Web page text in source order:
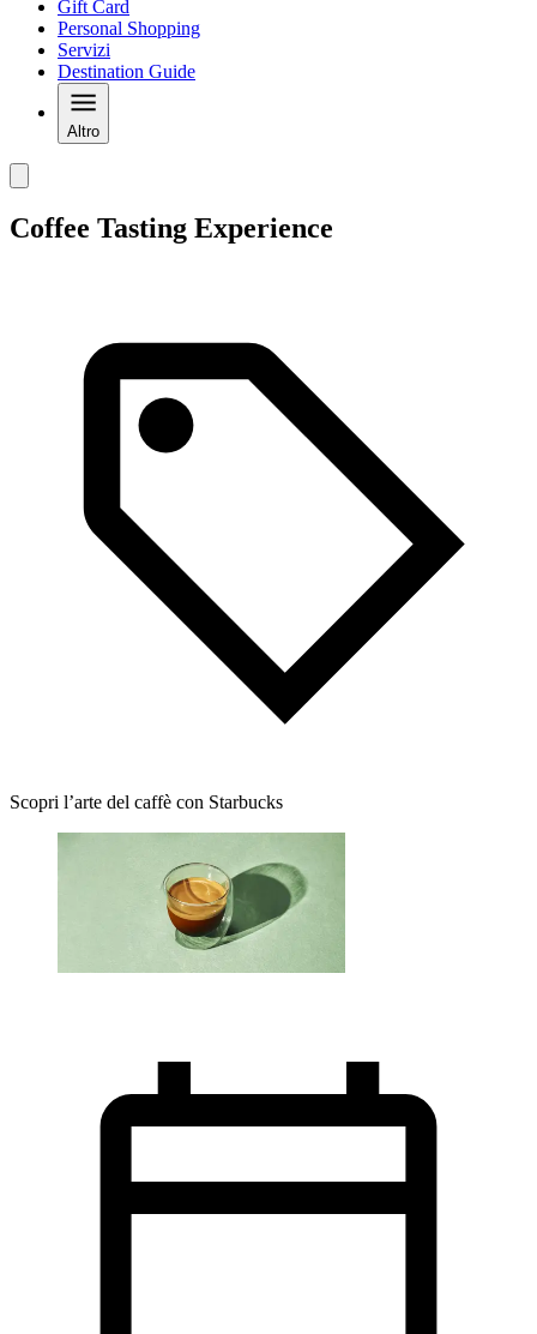
Gift Card
Personal Shopping
Servizi
Destination Guide
Altro
Coffee Tasting Experience
Scopri l’arte del caffè con Starbucks